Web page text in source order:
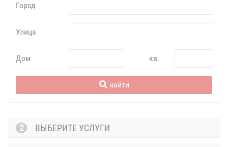
Город
Улица
Дом кв.
найти
2 ВЫБЕРИТЕ УСЛУГИ